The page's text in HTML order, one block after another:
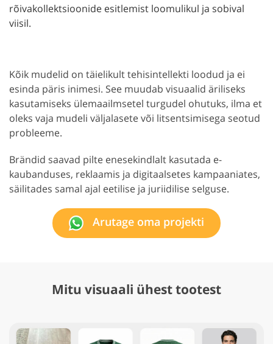
rõivakollektsioonide esitlemist loomulikul ja sobival
viisil.
Kõik mudelid on täielikult tehisintellekti loodud ja ei
esinda päris inimesi. See muudab visuaalid äriliseks
kasutamiseks ülemaailmsetel turgudel ohutuks, ilma et
oleks vaja mudeli väljalasete või litsentsimisega seotud
probleeme.
Brändid saavad pilte enesekindlalt kasutada e-
kaubanduses, reklaamis ja digitaalsetes kampaaniates,
säilitades samal ajal eetilise ja juriidilise selguse.
Arutage oma projekti
Mitu visuaali ühest tootest